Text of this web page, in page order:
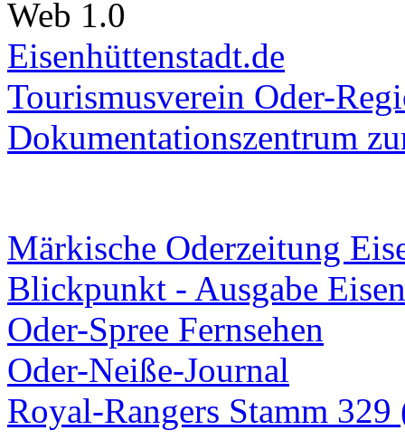
Web 1.0
Eisenhüttenstadt.de
Tourismusverein Oder-
Dokumentationszentrum
Märkische Oderzeitung
Blickpunkt - Ausgabe
Oder-Spree Fernsehen
Oder-Neiße-Journal
Royal-Rangers Stamm